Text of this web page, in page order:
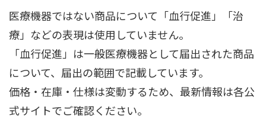
医療機器ではない商品について「血行促進」「治
療」などの表現は使用していません。
「血行促進」は一般医療機器として届出された商品
について、届出の範囲で記載しています。
価格・在庫・仕様は変動するため、最新情報は各公
式サイトでご確認ください。